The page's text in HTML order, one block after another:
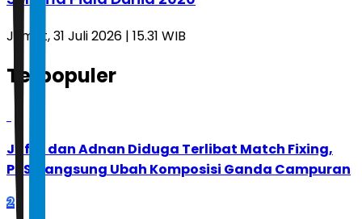
Jumat, 31 Juli 2026 | 15.31 WIB
Terpopuler
Jafar dan Adnan Diduga Terlibat Match Fixing,
PBSI Langsung Ubah Komposisi Ganda Campuran
2